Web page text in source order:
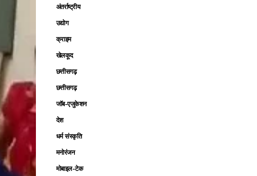
अंतर्राष्ट्रीय
उद्योग
क्राइम
खेलकूद
छत्तीसगढ़
छत्तीसगढ़
जॉब-एजुकेशन
देश
धर्म संस्कृति
मनोरंजन
मोबाइल-टेक